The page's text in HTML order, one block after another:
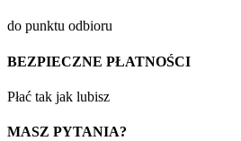
do punktu odbioru
BEZPIECZNE PŁATNOŚCI
Płać tak jak lubisz
MASZ PYTANIA?